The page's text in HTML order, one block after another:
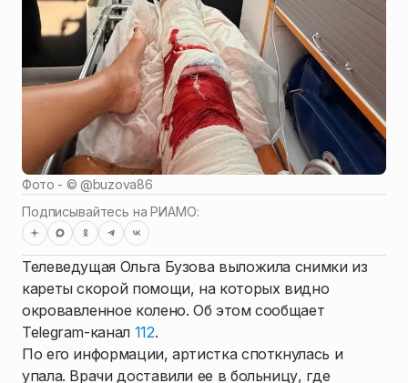
Фото - ©@buzova86
Подписывайтесь на РИАМО:
Телеведущая Ольга Бузова выложила снимки из
кареты скорой помощи, на которых видно
окровавленное колено. Об этом сообщает
Telegram-канал 112.
По его информации, артистка споткнулась и
упала. Врачи доставили ее в больницу, где